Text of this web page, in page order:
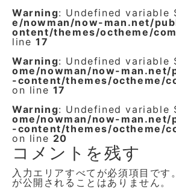
Warning: Undefined variable
e/nowman/now-man.net/
ontent/themes/octheme/
line 17
Warning: Undefined variable
ome/nowman/now-man.net/
-content/themes/octheme/
on line 17
Warning: Undefined variable
ome/nowman/now-man.net/
-content/themes/octheme/
on line 20
コメントを残す
入力エリアすべてが必須項目です
が公開されることはありません。